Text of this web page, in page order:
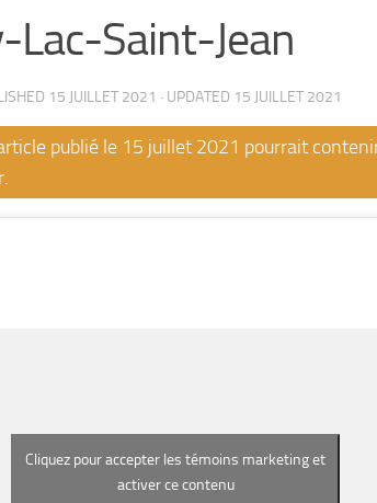
Lac-Saint-Jean
15 JUILLET 2021 · UPDATED 15 JUILLET 2021
publié le 15 juillet 2021 pourrait
Cliquez pour accepter les témoins marketing et
activer ce contenu